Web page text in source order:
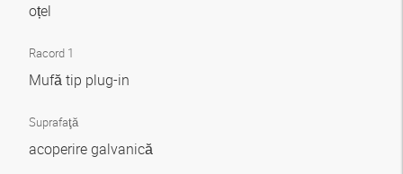
oțel
Racord 1
Mufă tip plug-in
Suprafaţă
acoperire galvanică